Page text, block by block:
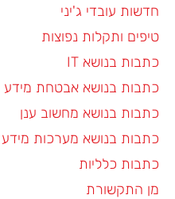
חדשות עובדי ג'יני
טיפים ותקלות נפוצות
כתבות בנושא IT
כתבות בנושא אבטחת מידע
כתבות בנושא מחשוב ענן
כתבות בנושא מערכות מידע
כתבות כלליות
מן התקשורת